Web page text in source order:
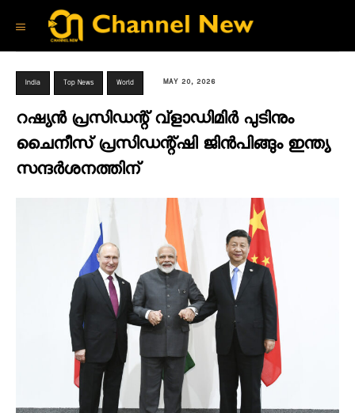
India Top News World MAY 20, 2026
റഷ്യൻ പ്രസിഡന്റ് വ്‌ളാഡിമിർ പുടിനും
ചൈനീസ് പ്രസിഡന്റ്ഷി ജിൻപിങ്ങും ഇന്ത്യ
സന്ദർശനത്തിന്